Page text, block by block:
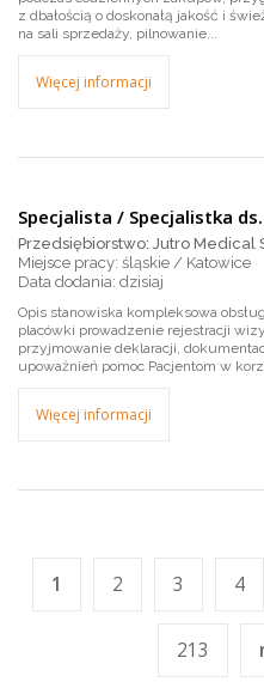
z dbałością o doskonałą jakość i
na sali sprzedaży, pilnowanie...
Więcej informacji
Specjalista / Specjalistka
Przedsiębiorstwo: Jutro Medical
Miejsce pracy: śląskie / Katowice
dzisiaj
Opis stanowiska kompleksowa
placówki prowadzenie rejestracji
przyjmowanie deklaracji,
upoważnień pomoc Pacjentom w
Więcej informacji
1 2 3 4
213